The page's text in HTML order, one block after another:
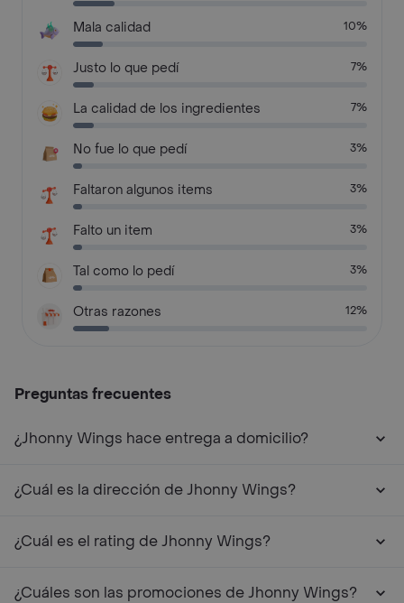
Mala calidad 10%
Justo lo que pedí 7%
La calidad de los ingredientes 7%
No fue lo que pedí 3%
Faltaron algunos items 3%
Falto un item 3%
Tal como lo pedí 3%
Otras razones 12%
Preguntas frecuentes
¿Jhonny Wings hace entrega a domicilio?
¿Cuál es la dirección de Jhonny Wings?
¿Cuál es el rating de Jhonny Wings?
¿Cuáles son las promociones de Jhonny Wings?